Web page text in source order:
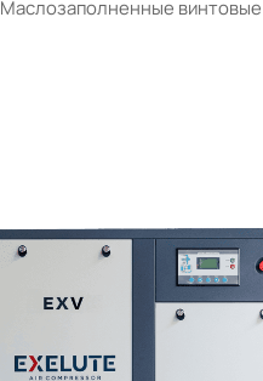
Маслозаполненные